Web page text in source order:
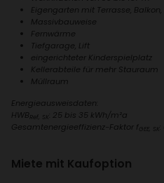
Eigen­garten mit Terrasse,
Massiv­bau­weise
Fern­wärme
Tief­ga­rage, Lift
einge­rich­teter Kinder­spiel­platz
Keller­ab­teile für mehr Stau­raum
Müll­raum
Ener­gie­aus­weis­daten:
HWBRef, SK
: 25 bis 35 kWh/​m²a
Gesamt­ener­gie­ef­fi­zienz-Faktor f GEE, SK
Miete mit Kauf­op­tion